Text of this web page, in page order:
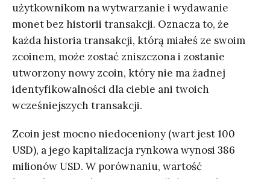
użytkownikom na wytwarzanie i wydawanie
monet bez historii transakcji. Oznacza to, że
każda historia transakcji, którą miałeś ze swoim
zcoinem, może zostać zniszczona i zostanie
utworzony nowy zcoin, który nie ma żadnej
identyfikowalności dla ciebie ani twoich
wcześniejszych transakcji.
Zcoin jest mocno niedoceniony (wart jest 100
USD), a jego kapitalizacja rynkowa wynosi 386
milionów USD. W porównaniu, wartość